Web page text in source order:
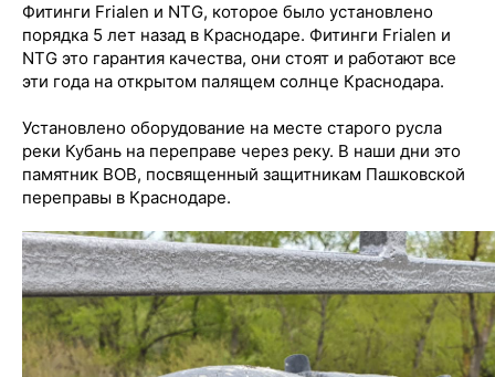
Фитинги Frialen и NTG, которое было установлено
порядка 5 лет назад в Краснодаре. Фитинги Frialen и
NTG это гарантия качества, они стоят и работают все
эти года на открытом палящем солнце Краснодара.⠀
Установлено оборудование на месте старого русла
реки Кубань на переправе через реку. В наши дни это
памятник ВОВ, посвященный защитникам Пашковской
переправы в Краснодаре.⠀